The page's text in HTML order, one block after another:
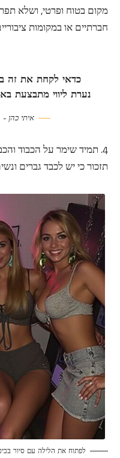
מקום בטוח ופרטי, ושלא
חברתיים או במקומות
כדאי לקחת את זה
נערת ליווי מתבצעת
איתי כהן
4. תמיד שימר על הכבוד
תזכור כי יש לכבד גברים
לפתוח את הלילה עם סיור